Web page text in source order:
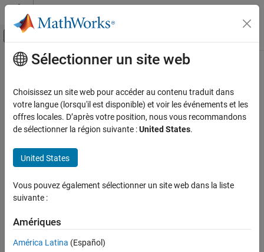
Passer au contenu
Activer/désactiver l'affichage du menu
Accueil de la documentation
Contenu principal
How useful was this information?
Sélectionner un site web
Choisissez un site web pour accéder au contenu traduit dans
votre langue (lorsqu'il est disponible) et voir les événements et les
offres locales. D’après votre position, nous vous recommandons
de sélectionner la région suivante :United States.
United States
Vous pouvez également sélectionner un site web dans la liste
suivante :
Amériques
América Latina (Español)